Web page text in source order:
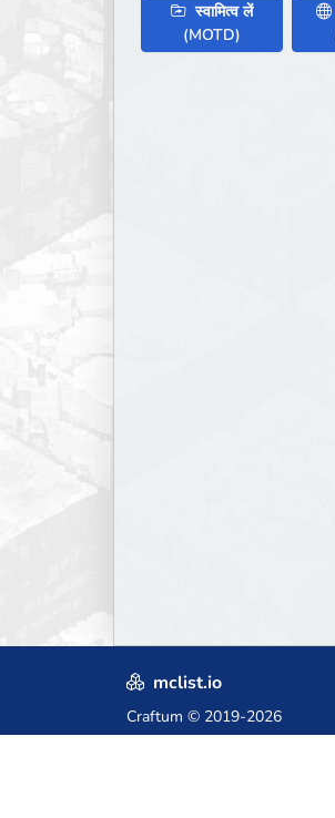
स्वामित्व लें
(MOTD)
mclist.io
Craftum © 2019-2026